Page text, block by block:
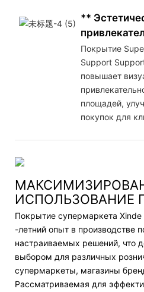
**
Покрытие
Support
повышает
площадей,
покупок для
ИСПОЛЬЗОВАНИЕ
Покрытие супермаркета Xinde
-летний опыт в производстве
настраиваемых решений, что
выбором для различных
супермаркеты, магазины
Рассматриваемая для